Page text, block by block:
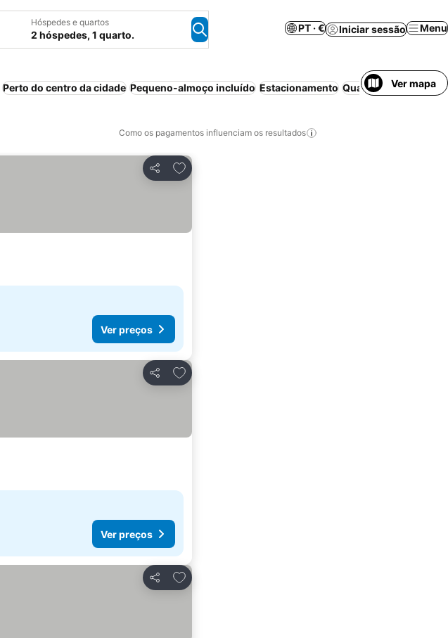
Hóspedes e quartos
2 hóspedes, 1 quarto.
PT · € Iniciar sessão Menu
Perto do centro da cidade Pequeno-almoço incluído Estacionamento Quarto para não
Ver mapa
Como os pagamentos influenciam os resultados
Partilhar
Adicionar aos favoritos
Ver preços
Partilhar
Adicionar aos favoritos
Ver preços
Partilhar
Adicionar aos favoritos